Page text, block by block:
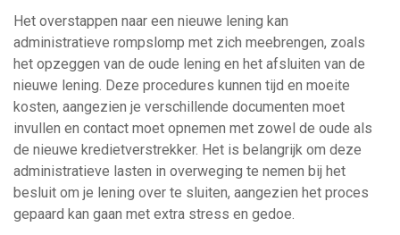
Het overstappen naar een nieuwe lening kan
administratieve rompslomp met zich meebrengen, zoals
het opzeggen van de oude lening en het afsluiten van de
nieuwe lening. Deze procedures kunnen tijd en moeite
kosten, aangezien je verschillende documenten moet
invullen en contact moet opnemen met zowel de oude als
de nieuwe kredietverstrekker. Het is belangrijk om deze
administratieve lasten in overweging te nemen bij het
besluit om je lening over te sluiten, aangezien het proces
gepaard kan gaan met extra stress en gedoe.